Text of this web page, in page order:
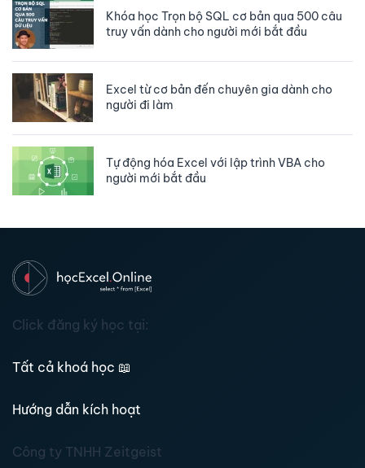
Khóa học Trọn bộ SQL cơ bản qua 500 câu
truy vấn dành cho người mới bắt đầu
Excel từ cơ bản đến chuyên gia dành cho
người đi làm
Tự động hóa Excel với lập trình VBA cho
người mới bắt đầu
Click đăng ký học tại:
Tất cả khoá học 📖
Hướng dẫn kích hoạt
Công ty TNHH Zeitgeist